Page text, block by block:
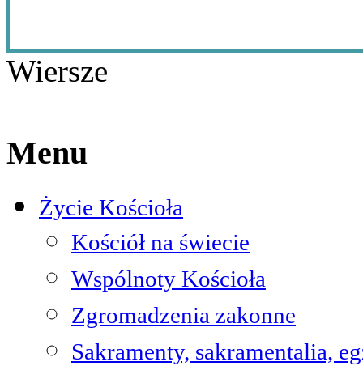
Wiersze
Menu
Życie Kościoła
Kościół na świecie
Wspólnoty Kościoła
Zgromadzenia zakonne
Sakramenty, sakramentalia,